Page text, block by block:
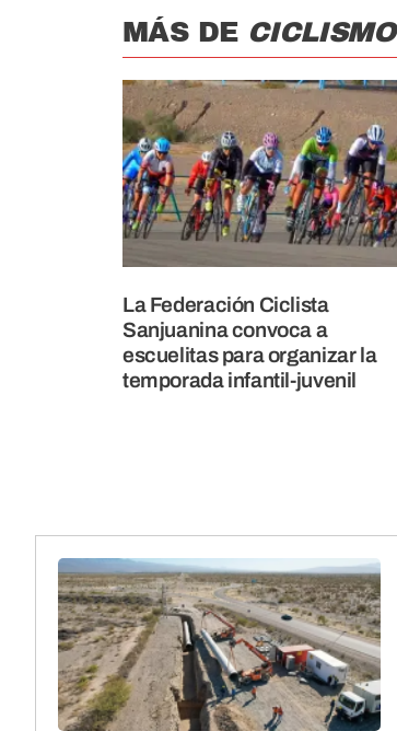
MÁS DE CICLISMO
La Federación Ciclista
Sanjuanina convoca a
escuelitas para organizar la
temporada infantil-juvenil